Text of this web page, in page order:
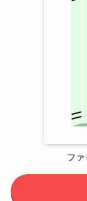
ファ